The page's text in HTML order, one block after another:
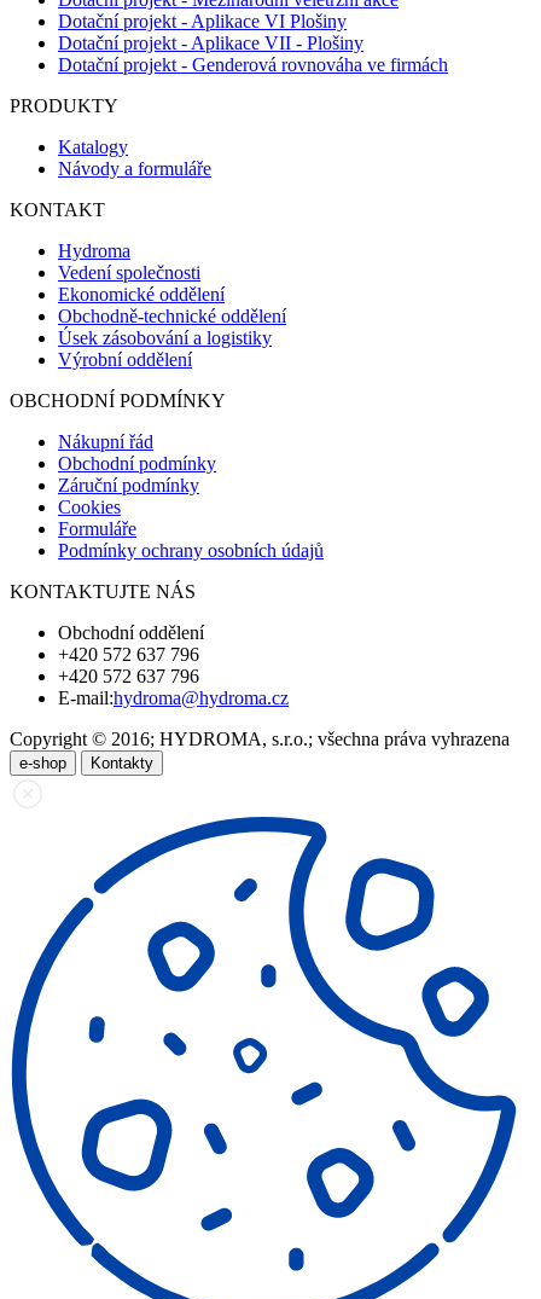
Dotační projekt - Aplikace VI Plošiny
Dotační projekt - Aplikace VII - Plošiny
Dotační projekt - Genderová rovnováha ve firmách
PRODUKTY
Katalogy
Návody a formuláře
KONTAKT
Hydroma
Vedení společnosti
Ekonomické oddělení
Obchodně-technické oddělení
Úsek zásobování a logistiky
Výrobní oddělení
OBCHODNÍ PODMÍNKY
Nákupní řád
Obchodní podmínky
Záruční podmínky
Cookies
Formuláře
Podmínky ochrany osobních údajů
KONTAKTUJTE NÁS
Obchodní oddělení
+420 572 637 796
+420 572 637 796
E-mail:hydroma@hydroma.cz
Copyright © 2016; HYDROMA, s.r.o.; všechna práva vyhrazena
e-shop Kontakty